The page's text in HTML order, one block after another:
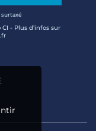
- Plus d’infos sur